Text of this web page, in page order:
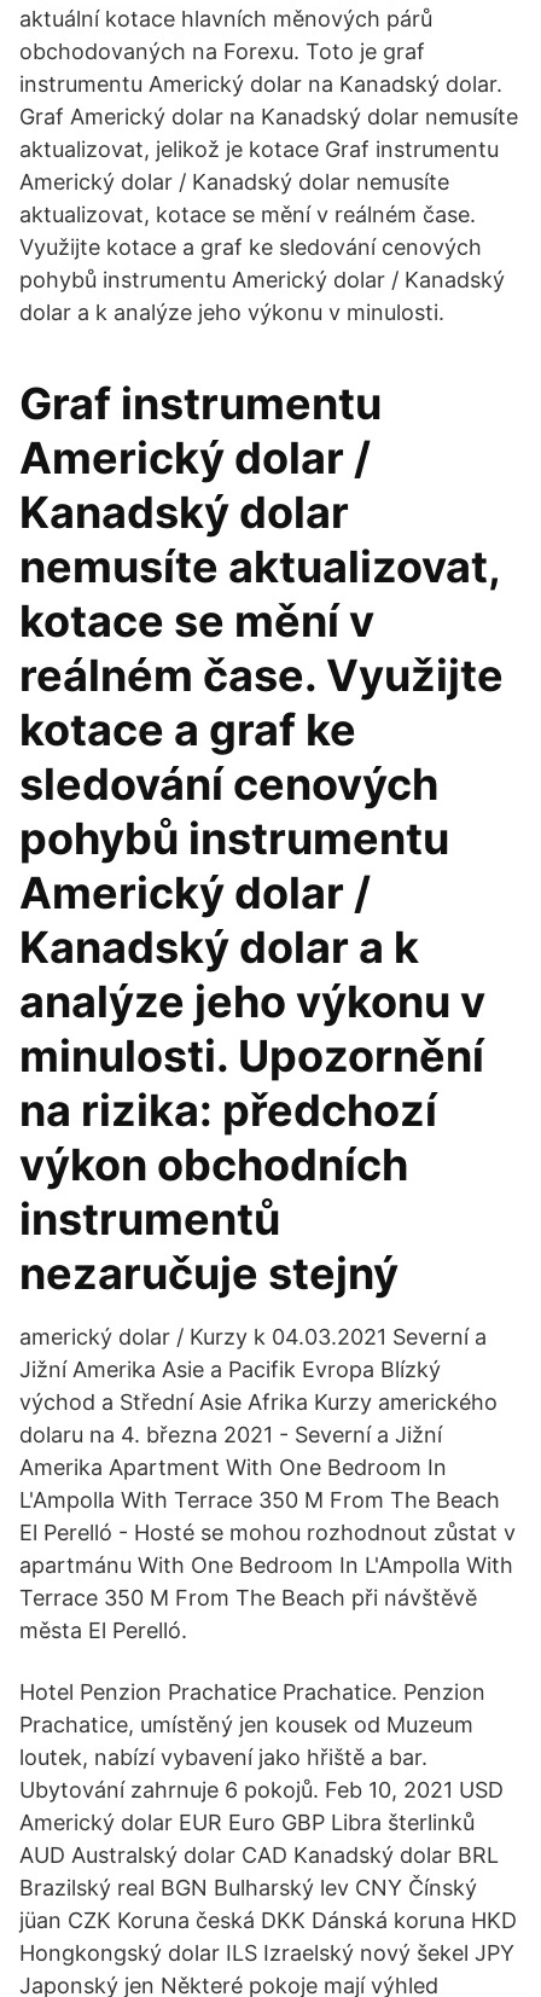
aktuální kotace hlavních měnových párů
obchodovaných na Forexu. Toto je graf
instrumentu Americký dolar na Kanadský dolar.
Graf Americký dolar na Kanadský dolar nemusíte
aktualizovat, jelikož je kotace Graf instrumentu
Americký dolar / Kanadský dolar nemusíte
aktualizovat, kotace se mění v reálném čase.
Využijte kotace a graf ke sledování cenových
pohybů instrumentu Americký dolar / Kanadský
dolar a k analýze jeho výkonu v minulosti.
Graf instrumentu
Americký dolar /
Kanadský dolar
nemusíte aktualizovat,
kotace se mění v
reálném čase. Využijte
kotace a graf ke
sledování cenových
pohybů instrumentu
Americký dolar /
Kanadský dolar a k
analýze jeho výkonu v
minulosti. Upozornění
na rizika: předchozí
výkon obchodních
instrumentů
nezaručuje stejný
americký dolar / Kurzy k 04.03.2021 Severní a
Jižní Amerika Asie a Pacifik Evropa Blízký
východ a Střední Asie Afrika Kurzy amerického
dolaru na 4. března 2021 - Severní a Jižní
Amerika Apartment With One Bedroom In
L'Ampolla With Terrace 350 M From The Beach
El Perelló - Hosté se mohou rozhodnout zůstat v
apartmánu With One Bedroom In L'Ampolla With
Terrace 350 M From The Beach při návštěvě
města El Perelló.
Hotel Penzion Prachatice Prachatice. Penzion
Prachatice, umístěný jen kousek od Muzeum
loutek, nabízí vybavení jako hřiště a bar.
Ubytování zahrnuje 6 pokojů. Feb 10, 2021 USD
Americký dolar EUR Euro GBP Libra šterlinků
AUD Australský dolar CAD Kanadský dolar BRL
Brazilský real BGN Bulharský lev CNY Čínský
jüan CZK Koruna česká DKK Dánská koruna HKD
Hongkongský dolar ILS Izraelský nový šekel JPY
Japonský jen Některé pokoje mají výhled